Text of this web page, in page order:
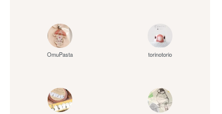
OmuPasta torinotorio